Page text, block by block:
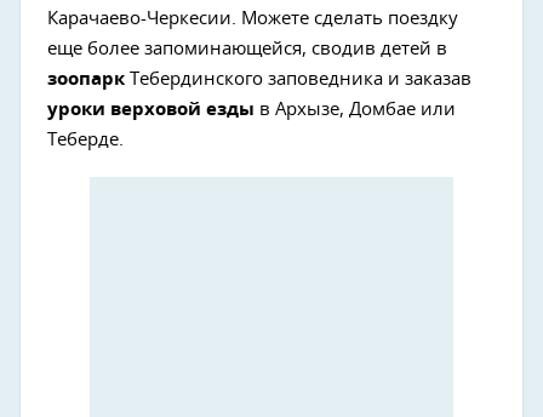
Карачаево-Черкесии. Можете сделать поездку
еще более запоминающейся, сводив детей в
зоопарк Тебердинского заповедника и заказав
уроки верховой езды в Архызе, Домбае или
Теберде.